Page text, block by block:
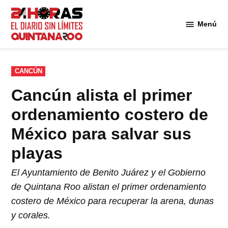
Saltar
contenido
Menú
PUBLICADO
EN
CANCÚN
Cancún alista el primer
ordenamiento costero de
México para salvar sus
playas
El Ayuntamiento de Benito Juárez y el Gobierno
de Quintana Roo alistan el primer ordenamiento
costero de México para recuperar la arena, dunas
y corales.